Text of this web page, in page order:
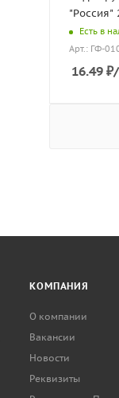
"Россия"
Есть в
Арт.: ГФ-
16.49 ₽
КОМПАНИЯ
О компании
Вакансии
Новости
Реквизиты